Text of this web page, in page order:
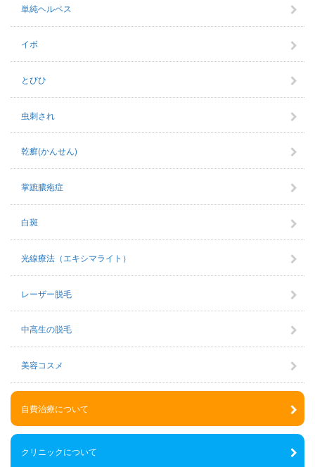
単純ヘルペス
イボ
とびひ
虫刺され
乾癬(かんせん)
掌蹠膿疱症
白斑
光線療法（エキシマライト）
レーザー脱毛
中高生の脱毛
美容コスメ
自費治療について
クリニックについて